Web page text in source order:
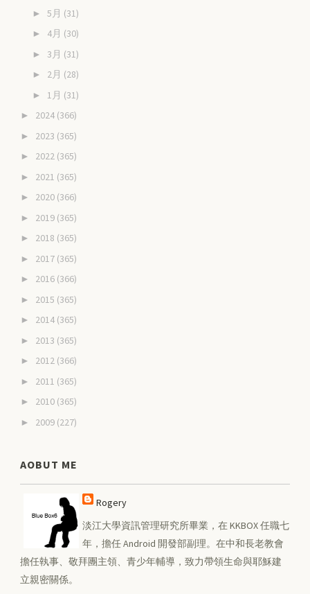
► 5月 (31)
► 4月 (30)
► 3月 (31)
► 2月 (28)
► 1月 (31)
► 2024 (366)
► 2023 (365)
► 2022 (365)
► 2021 (365)
► 2020 (366)
► 2019 (365)
► 2018 (365)
► 2017 (365)
► 2016 (366)
► 2015 (365)
► 2014 (365)
► 2013 (365)
► 2012 (366)
► 2011 (365)
► 2010 (365)
► 2009 (227)
AOBUT ME
Rogery
淡江大學資訊管理研究所畢業，在 KKBOX 任職七
年，擔任 Android 開發部副理。在中和長老教會
擔任執事、敬拜團主領、青少年輔導，致力帶領生命與耶穌建
立親密關係。